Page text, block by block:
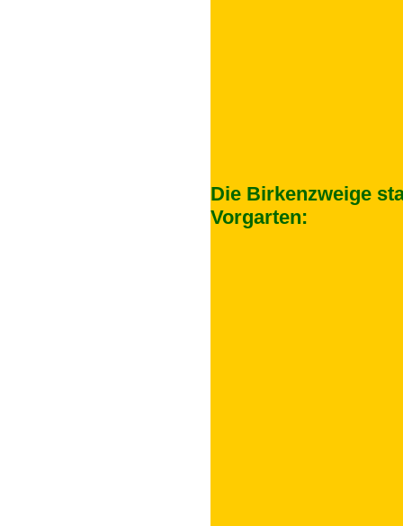
Die Birkenzweige
Vorgarten: